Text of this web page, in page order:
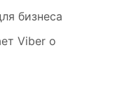
бизнеса
Viber о